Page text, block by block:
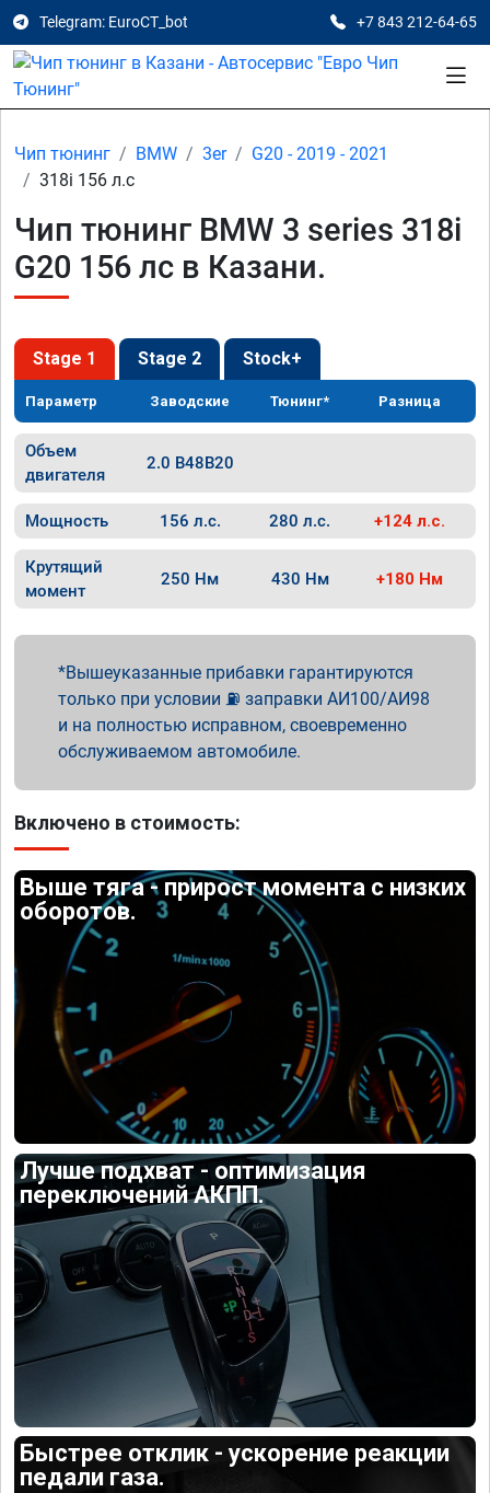
Telegram: EuroCT_bot +7 843 212-64-65
Чип тюнинг BMW 3er
G20 - 2019 - 2021
318i 156 л.с
Чип тюнинг BMW 3 series 318i
G20 156 лс в Казани.
Stage 1 Stage 2 Stock+
Параметр Заводские Тюнинг* Разница
Объем
двигателя
2.0 B48B20
Мощность 156 л.с. 280 л.с. +124 л.с.
Крутящий
момент
250 Нм 430 Нм +180 Нм
Вышеуказанные прибавки гарантируются
только при условии ⛽ заправки АИ100/АИ98
и на полностью исправном, своевременно
обслуживаемом автомобиле.
Включено в стоимость:
Выше тяга - прирост момента с низких
оборотов.
Лучше подхват - оптимизация
переключений АКПП.
Быстрее отклик - ускорение реакции
педали газа.